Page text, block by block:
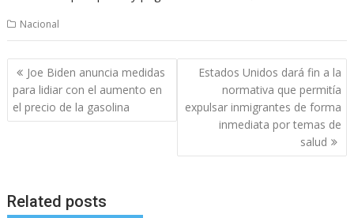
Nacional
Post
navigation
Joe Biden anuncia medidas
para lidiar con el aumento en
el precio de la gasolina
Estados Unidos dará fin a la
normativa que permitía
expulsar inmigrantes de forma
inmediata por temas de
salud
Related posts